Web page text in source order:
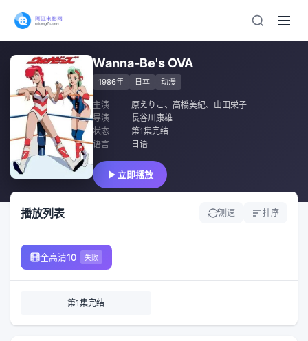
Wanna-Be's OVA
1986年 日本 动漫
主演 原えりこ 、 高橋美紀、 山田栄子
导演
長谷川康雄
状态
第1集完结
语言
日语
立即播放
播放列表 测速 排序
全高清10 失败
第1集完结